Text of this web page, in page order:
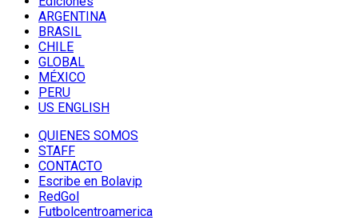
ARGENTINA
BRASIL
CHILE
GLOBAL
MÉXICO
PERU
US ENGLISH
QUIENES SOMOS
STAFF
CONTACTO
Escribe en Bolavip
RedGol
Futbolcentroamerica